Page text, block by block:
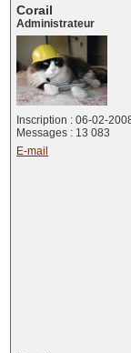
Corail
Administrateur
Inscription : 06-02-
Messages : 13 083
E-mail